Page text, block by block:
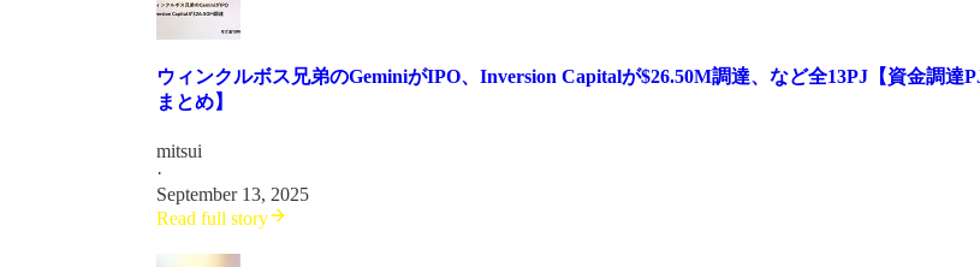
ウィンクルボス兄弟のGeminiがIPO、Inversion Capitalが$26.50M調達、など全13PJ【資金調達
まとめ】
mitsui
·
September 13, 2025
Read full story